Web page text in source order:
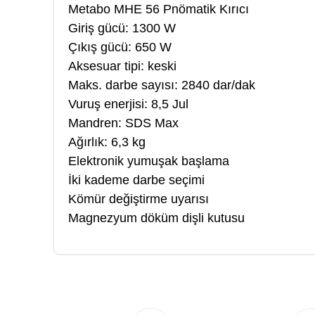
Metabo MHE 56 Pnömatik Kırıcı
Giriş gücü: 1300 W
Çıkış gücü: 650 W
Aksesuar tipi: keski
Maks. darbe sayısı: 2840 dar/dak
Vuruş enerjisi: 8,5 Jul
Mandren: SDS Max
Ağırlık: 6,3 kg
Elektronik yumuşak başlama
İki kademe darbe seçimi
Kömür değiştirme uyarısı
Magnezyum döküm dişli kutusu